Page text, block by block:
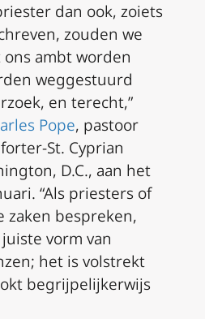
dan ook, zoiets
zouden we
ambt worden
weggestuurd
en terecht,”
Pope, pastoor
St. Cyprian
D.C., aan het
“Als priesters of
zaken bespreken,
vorm van
het is volstrekt
begrijpelijkerwijs